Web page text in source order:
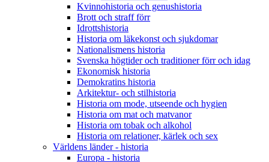
Kvinnohistoria och genushistoria
Brott och straff förr
Idrottshistoria
Historia om läkekonst och sjukdomar
Nationalismens historia
Svenska högtider och traditioner förr och idag
Ekonomisk historia
Demokratins historia
Arkitektur- och stilhistoria
Historia om mode, utseende och hygien
Historia om mat och matvanor
Historia om tobak och alkohol
Historia om relationer, kärlek och sex
Världens länder - historia
Europa - historia